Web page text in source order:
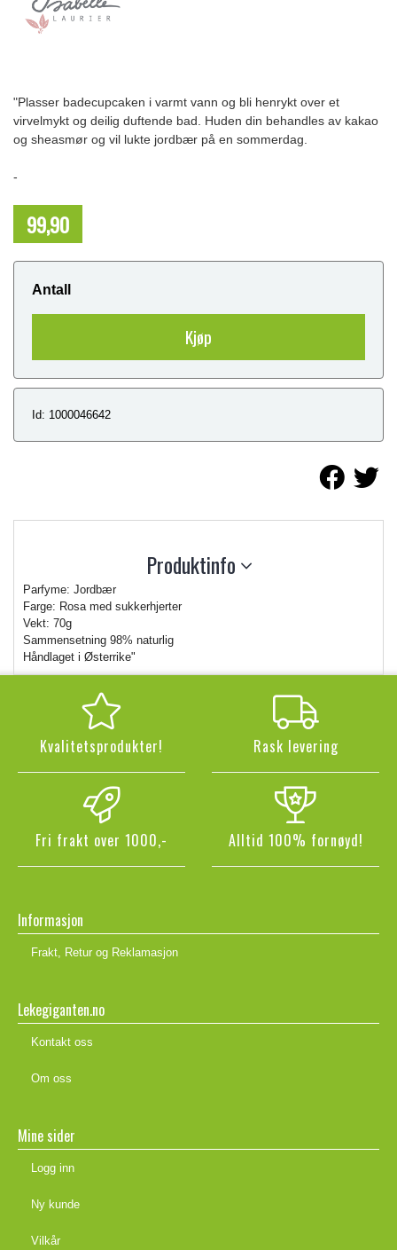
"Plasser badecupcaken i varmt vann og bli henrykt over et
virvelmykt og deilig duftende bad. Huden din behandles av kakao
og sheasmør og vil lukte jordbær på en sommerdag.
-
99,90
Antall
Kjøp
Id: 1000046642
Produktinfo
Parfyme: Jordbær
Farge: Rosa med sukkerhjerter
Vekt: 70g
Sammensetning 98% naturlig
Håndlaget i Østerrike"
Kvalitetsprodukter! Rask levering
Fri frakt over 1000,- Alltid 100% fornøyd!
Informasjon
Frakt, Retur og Reklamasjon
Lekegiganten.no
Kontakt oss
Om oss
Mine sider
Logg inn
Ny kunde
Vilkår